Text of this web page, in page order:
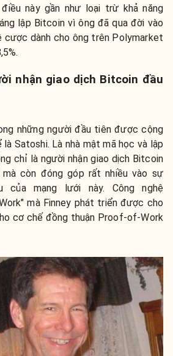
này gần như loại trừ khả năng
lập Bitcoin vì ông đã qua đời vào
cược dành cho ông trên Polymarket
nhận giao dịch Bitcoin đầu
những người đầu tiên được cộng
Satoshi. Là nhà mật mã học và lập
chỉ là người nhận giao dịch Bitcoin
còn đóng góp rất nhiều vào sự
của mạng lưới này. Công nghệ
mà Finney phát triển được cho
cơ chế đồng thuận Proof-of-Work